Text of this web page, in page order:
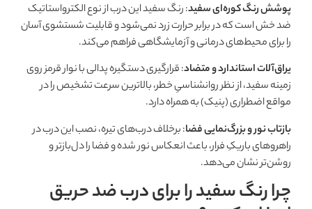
پوشش رنگ کوره‌ای سفید: رنگ سفید این درب از نوع الکترواستاتیک
ضد خش است که در برابر حرارت زرد نمی‌شود و قابلیت شستشوی آسان
را برای محیط‌های درمانی و آزمایشگاهی فراهم می‌کند.
یراق‌آلات استاندارد و متضاد: قرارگیری دستگیره پدالی با نوار قرمز روی
زمینه سفید، از نظر روانشناسیِ خطر، بالاترین سرعت تشخیص را در
مواقع اضطراری (پنیک) به همراه دارد.
بازتاب نور و بزرگ‌نمایی فضا: برخلاف درب‌های تیره، نصب این درب در
راهروهای باریکِ فرار، باعث انعکاس نور شده و فضا را دل‌بازتر و
روشن‌تر نشان می‌دهد.
چرا رنگ سفید را برای درب ضد حریق